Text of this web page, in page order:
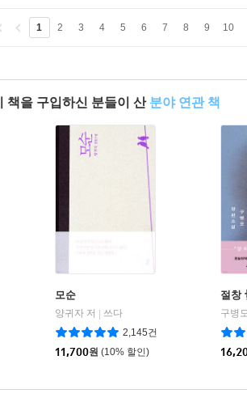
1 2 3 4 5 6 7 8 9 10
책을 구입하신 분들이 산 분야 연관 책
모순
양귀자 저
쓰다
2,145건
11,700원 (10% 할인)
절창
구병